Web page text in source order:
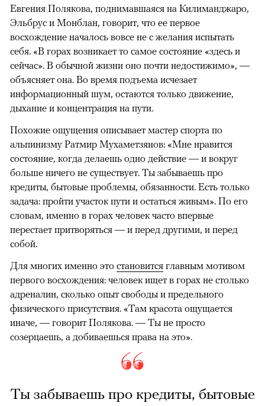
Евгения Полякова, поднимавшаяся на Килиманджаро,
Эльбрус и Монблан, говорит, что ее первое
восхождение началось вовсе не с желания испытать
себя. «В горах возникает то самое состояние «здесь и
сейчас». В обычной жизни оно почти недостижимо», —
объясняет она. Во время подъема исчезает
информационный шум, остаются только движение,
дыхание и концентрация на пути.
Похожие ощущения описывает мастер спорта по
альпинизму Ратмир Мухаметзянов: «Мне нравится
состояние, когда делаешь одно действие — и вокруг
больше ничего не существует. Ты забываешь про
кредиты, бытовые проблемы, обязанности. Есть только
задача: пройти участок пути и остаться живым». По его
словам, именно в горах человек часто впервые
перестает притворяться — и перед другими, и перед
собой.
Для многих именно это становится главным мотивом
первого восхождения: человек ищет в горах не столько
адреналин, сколько опыт свободы и предельного
физического присутствия. «Там красота ощущается
иначе, — говорит Полякова. — Ты не просто
созерцаешь, а добиваешься права на это».
Ты забываешь про кредиты, бытовые